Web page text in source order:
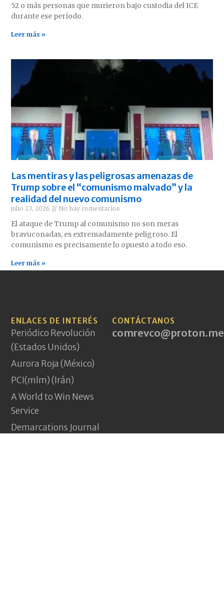
52 o más personas que murieron bajo custodia del ICE
durante ese período.
Leer más »
Las mentiras y las peligrosas amenazas de
Trump sobre el “comunismo malvado” y la
realidad del nuevo comunismo
julio 23, 2026 No hay comentarios
El ataque de Trump al comunismo no son meras
bravuconadas, es extremadamente peligroso. El
comunismo es precisamente lo opuesto a todo eso.
Leer más »
ENLACES DE INTERÉS
Periódico Revolución
(Estados Unidos)
Aurora Roja (México)
PCI(mlm) (Irán)
A World to Win News
Service
Demarcations Journal
CONTÁCTANOS
comrevco@proton.me